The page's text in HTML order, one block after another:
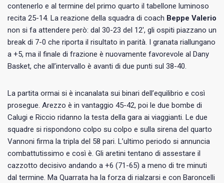
contenerlo e al termine del primo quarto il tabellone luminoso
recita 25-14. La reazione della squadra di coach Beppe Valerio
non si fa attendere però: dal 30-23 del 12′, gli ospiti piazzano un
break di 7-0 che riporta il risultato in parità. I granata riallungano
a +5, ma il finale di frazione è nuovamente favorevole al Dany
Basket, che all’intervallo è avanti di due punti sul 38-40.
La partita ormai si è incanalata sui binari dell’equilibrio e così
prosegue. Arezzo è in vantaggio 45-42, poi le due bombe di
Calugi e Riccio ridanno la testa della gara ai viaggianti. Le due
squadre si rispondono colpo su colpo e sulla sirena del quarto
Vannoni firma la tripla del 58 pari. L’ultimo periodo si annuncia
combattutissimo e così è. Gli aretini tentano di assestare il
cazzotto decisivo andando a +6 (71-65) a meno di tre minuti
dal termine. Ma Quarrata ha la forza di rialzarsi e con Baroncelli